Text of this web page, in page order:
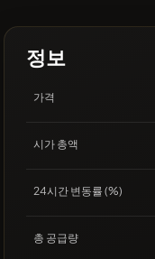
정보
가격
시가 총액
24시간 변동률 (%)
총 공급량